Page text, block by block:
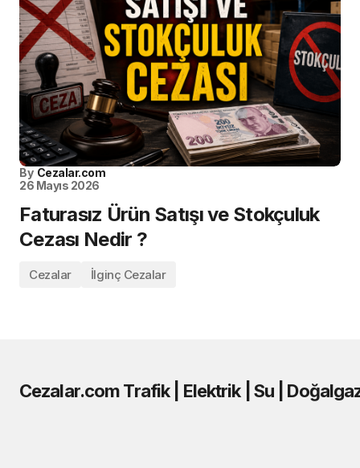
By Cezalar.com
26 Mayıs 2026
Faturasız Ürün Satışı ve Stokçuluk
Cezası Nedir ?
Cezalar İlginç Cezalar
Cezalar.com Trafik | Elektrik | Su |